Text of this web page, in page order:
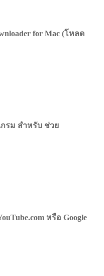
for Mac (โหลด
กรม สำหรับ ช่วย
หรือ Google